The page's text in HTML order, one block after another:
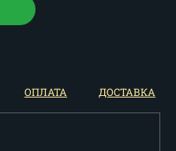
ОПЛАТА ДОСТАВКА